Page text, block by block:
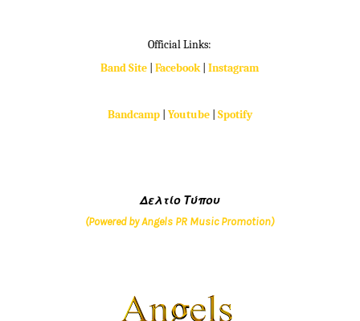
Official Links:
Band Site |Facebook|Instagram
Bandcamp| Youtube| Spotify
Δελτίο Τύπου
(Powered by Angels PR Music Promotion)